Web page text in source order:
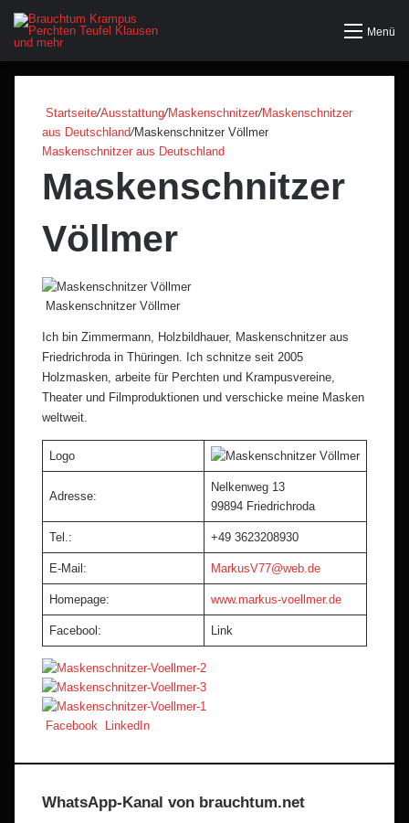
Menü
Startseite/Ausstattung/Maskenschnitzer/Maskenschnitzer
aus Deutschland/Maskenschnitzer Völlmer
Maskenschnitzer aus Deutschland
Maskenschnitzer
Völlmer
Maskenschnitzer Völlmer
Ich bin Zimmermann, Holzbildhauer, Maskenschnitzer aus
Friedrichroda in Thüringen. Ich schnitze seit 2005
Holzmasken, arbeite für Perchten und Krampusvereine,
Theater und Filmproduktionen und verschicke meine Masken
weltweit.
Logo
Adresse:
Nelkenweg 13
99894 Friedrichroda
Tel.: +49 3623208930
E-Mail: MarkusV77@web.de
Homepage: www.markus-voellmer.de
Facebool: Link
Facebook LinkedIn
E-
WhatsApp-Kanal von brauchtum.net